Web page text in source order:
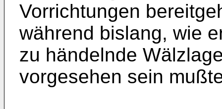
Vorrichtungen
während bislang, wie
zu händelnde
vorgesehen sein